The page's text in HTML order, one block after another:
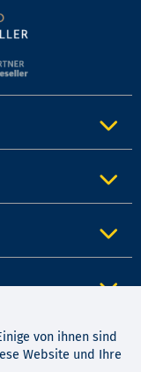
von ihnen sind
Website und Ihre